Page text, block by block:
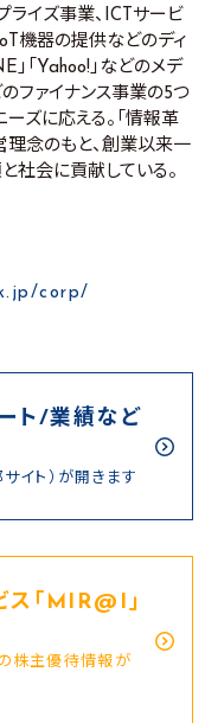
ライズ事業、ICTサービ
機器の提供などのディ
」「Yahoo!」などのメデ
のファイナンス事業の5つ
ズに応える。「情報革
理念のもと、創業以来一
社会に貢献している。
corp/
ト/業績など
イト）が開きます
ス｢MIR@I｣
株主優待情報が